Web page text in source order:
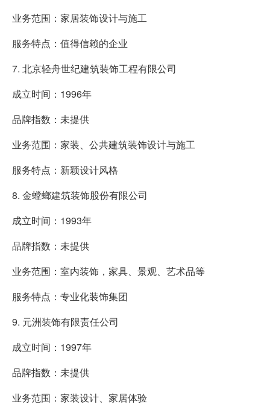
业务范围：家居装饰设计与施工
服务特点：值得信赖的企业
7. 北京轻舟世纪建筑装饰工程有限公司
成立时间：1996年
品牌指数：未提供
业务范围：家装、公共建筑装饰设计与施工
服务特点：新颖设计风格
8. 金螳螂建筑装饰股份有限公司
成立时间：1993年
品牌指数：未提供
业务范围：室内装饰，家具、景观、艺术品等
服务特点：专业化装饰集团
9. 元洲装饰有限责任公司
成立时间：1997年
品牌指数：未提供
业务范围：家装设计、家居体验